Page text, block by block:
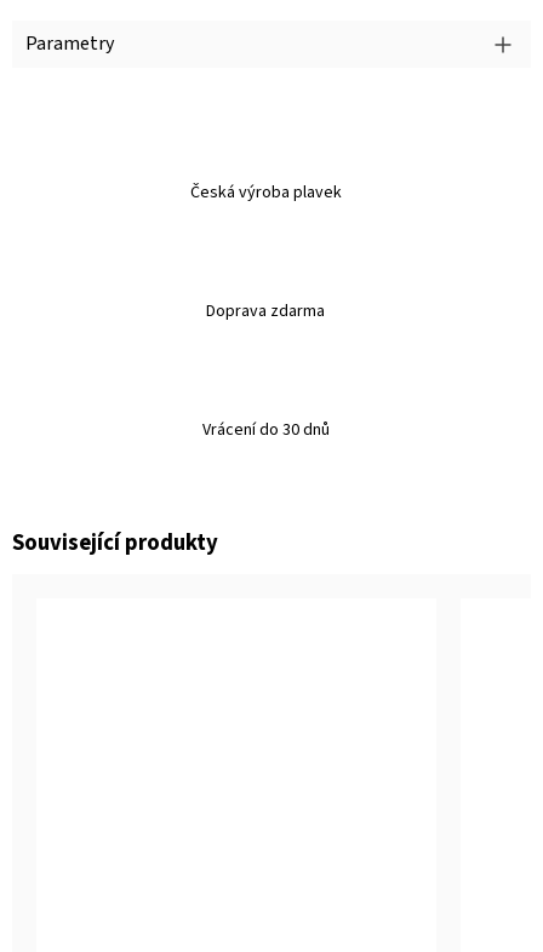
Parametry
Česká výroba plavek
Doprava zdarma
Vrácení do 30 dnů
Související produkty